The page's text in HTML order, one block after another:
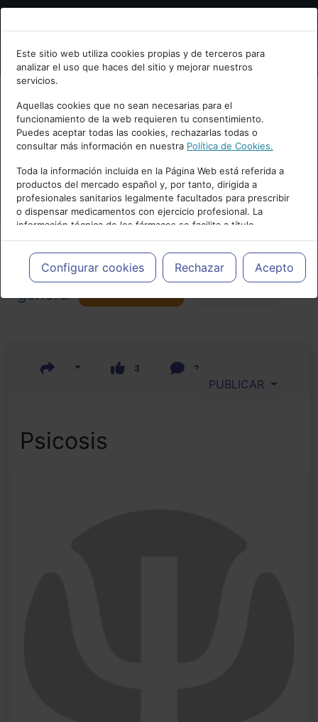
Bienvenid@ a psiquiatria.com
Escribe tu Email
Accede o regístrate con tu email.
Cancelar
Este sitio web utiliza cookies propias y de terceros para
analizar el uso que haces del sitio y mejorar nuestros
servicios.
Aquellas cookies que no sean necesarias para el
funcionamiento de la web requieren tu consentimiento.
Puedes aceptar todas las cookies, rechazarlas todas o
consultar más información en nuestra Política de Cookies.
Toda la información incluida en la Página Web está referida a
productos del mercado español y, por tanto, dirigida a
profesionales sanitarios legalmente facultados para prescribir
o dispensar medicamentos con ejercicio profesional. La
información técnica de los fármacos se facilita a título
meramente informativo, siendo responsabilidad de los
profesionales facultados prescribir medicamentos y decidir, en
cada caso concreto, el tratamiento más adecuado a las
necesidades del paciente.
Configurar cookies Rechazar Acepto
Actualidad y Artículos|Psiquiatría
general
3 2
PUBLICAR
Psicosis